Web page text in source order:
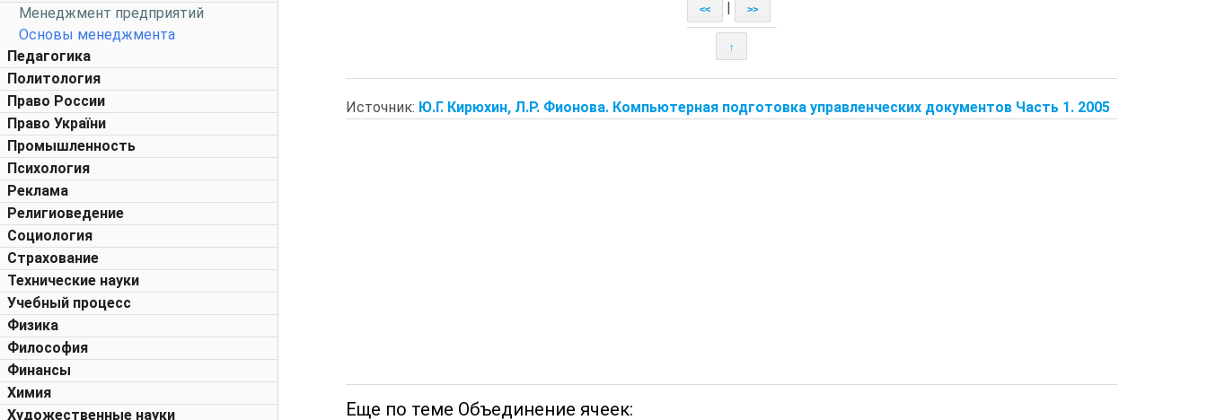
Менеджмент предприятий
Основы менеджмента
Педагогика
Политология
Право России
Право України
Промышленность
Психология
Реклама
Религиоведение
Социология
Страхование
Технические науки
Учебный процесс
Физика
Философия
Финансы
Химия
Художественные науки
<< >>
↑
Источник: Ю.Г. Кирюхин, Л.Р. Фионова. Компьютерная подготовка управленческих документов Часть 1. 2005
Еще по теме Объединение ячеек: